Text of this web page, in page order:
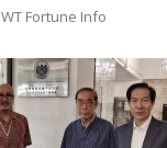
WT Fortune Info